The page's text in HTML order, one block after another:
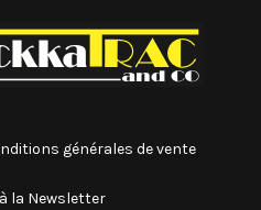
générales de vente
la Newsletter